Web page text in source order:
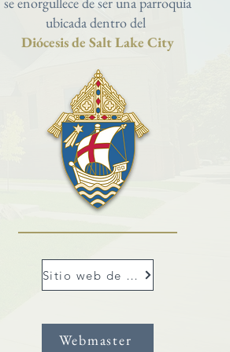
ubicada dentro del
Diócesis de Salt Lake City
Sitio web de Dioslc
Webmaster